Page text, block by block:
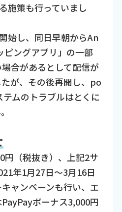
施策も行っていまし
始し、同日早朝からAn
ングアプリ」の一部
合があるとして配信が
が、その後再開し、po
ムのトラブルはとくに
円（税抜き）、上記2サ
年1月27日〜3月16日
ャンペーンも行い、エ
ボーナス3,000円